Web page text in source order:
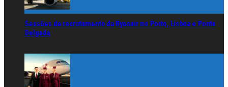
Sessões de recrutamento da Ryanair no Porto, Lisboa e Ponta
Delgada